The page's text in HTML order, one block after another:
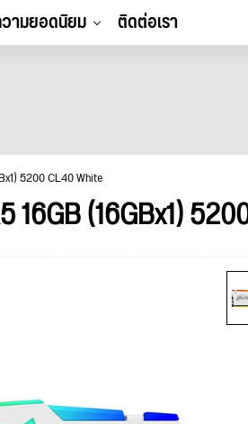
ามยอดนิยม ติดต่อเรา
5200 CL40 White
16GB (16GBx1)